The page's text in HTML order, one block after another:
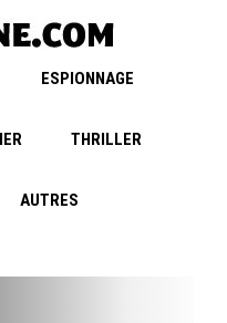
ESPIONNAGE
THRILLER
AUTRES